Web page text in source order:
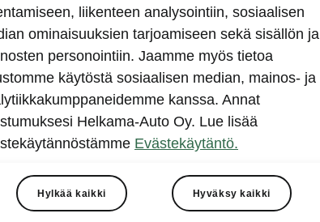
Sähköautot ja hybridit
Sähköautot ja hybridit
Ladattavat hybridit
Vinkkejä sähköautoiluun
Ajoakku ja turvallisuus
Ohjelmiston päivitys
Kotilataus
Latauspisteet kartalla
liikenteen analysointiin, sosiaalisen
ominaisuuksien tarjoamiseen sekä sisällön ja
personointiin. Jaamme myös tietoa
käytöstä sosiaalisen median, mainos- ja
kanssa. Annat
Helkama-Auto Oy. Lue lisää
Evästekäytäntö.
Hylkää kaikki Hyväksy kaikki